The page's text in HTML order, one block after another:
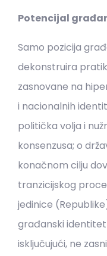
Potencijal
Samo pozicija
dekonstruira
zasnovane na
i nacionalnih
politička volja i
konsenzusa; o
konačnom cilju
tranzicijskog
jedinice
građanski identitet
isključujući, ne